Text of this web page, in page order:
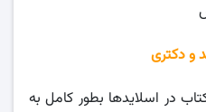
و دکتری
در اسلایدها بطور کامل به